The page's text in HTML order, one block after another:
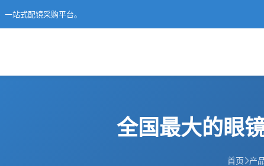
站式配镜采购平台。
全国最大的眼
首页 产